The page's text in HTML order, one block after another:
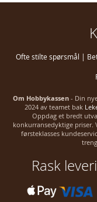
Ofte stilte spørsmål |
Om Hobbykassen- Din
2024 av teamet bak
Oppdag et bredt
konkurransedyktige priser.
førsteklasses
Rask